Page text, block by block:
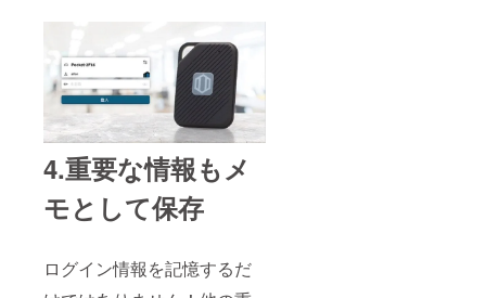
4.重要な情報もメ
モとして保存
ログイン情報を記憶するだ